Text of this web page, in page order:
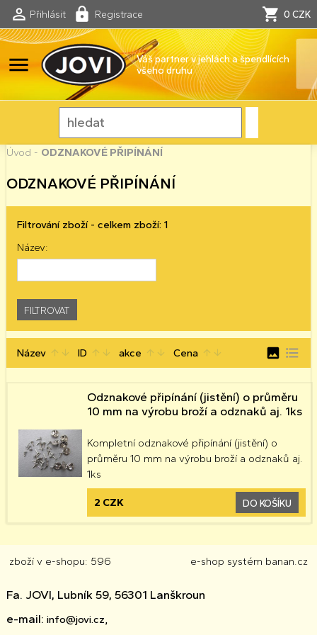
Přihlásit Registrace 0 CZK
menu
Váš partner v jehlách a špendlících
všeho druhu
Úvod - ODZNAKOVÉ PŘIPÍNÁNÍ
ODZNAKOVÉ PŘIPÍNÁNÍ
Filtrování zboží - celkem zboží: 1
Název:
Název arrow_upward arrow_downward ID arrow_upward arrow_downward akce arrow_upward arrow_downward Cena arrow_upward arrow_downward image format_list_bulleted
Odznakové připínání (jistění) o průměru
10 mm na výrobu broží a odznaků aj. 1ks
Kompletní odznakové připínání (jistění) o
průměru 10 mm na výrobu broží a odznaků aj.
1ks
2 CZK DO KOŠÍKU
zboží v e-shopu: 596 e-shop systém banan.cz
Fa. JOVI, Lubník 59, 56301 Lanškroun
e-mail: info@jovi.cz,